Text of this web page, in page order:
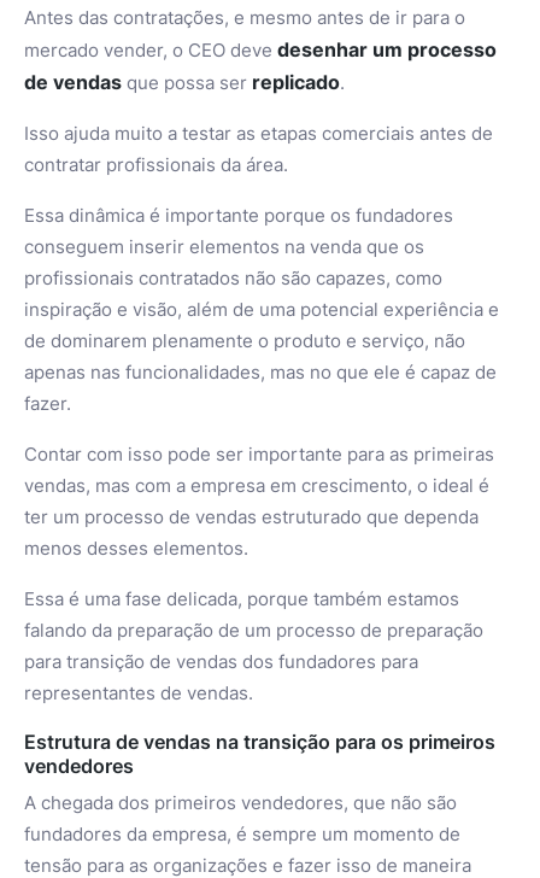
Antes das contratações, e mesmo antes de ir para o
mercado vender, o CEO deve desenhar um processo
de vendas que possa ser replicado.
Isso ajuda muito a testar as etapas comerciais antes de
contratar profissionais da área.
Essa dinâmica é importante porque os fundadores
conseguem inserir elementos na venda que os
profissionais contratados não são capazes, como
inspiração e visão, além de uma potencial experiência e
de dominarem plenamente o produto e serviço, não
apenas nas funcionalidades, mas no que ele é capaz de
fazer.
Contar com isso pode ser importante para as primeiras
vendas, mas com a empresa em crescimento, o ideal é
ter um processo de vendas estruturado que dependa
menos desses elementos.
Essa é uma fase delicada, porque também estamos
falando da preparação de um processo de preparação
para transição de vendas dos fundadores para
representantes de vendas.
Estrutura de vendas na transição para os primeiros
vendedores
A chegada dos primeiros vendedores, que não são
fundadores da empresa, é sempre um momento de
tensão para as organizações e fazer isso de maneira